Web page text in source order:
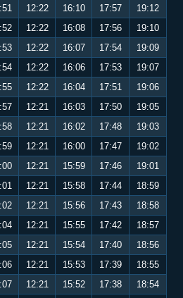
12:22 16:10 17:57
19:12
12:22 16:08 17:56
19:10
12:22 16:07 17:54
19:09
12:22 16:06 17:53
19:07
12:22 16:04 17:51
19:06
12:21 16:03 17:50
19:05
12:21 16:02 17:48
19:03
12:21 16:00 17:47
19:02
12:21 15:59 17:46
19:01
12:21 15:58 17:44
18:59
12:21 15:56 17:43
18:58
12:21 15:55 17:42
18:57
12:21 15:54 17:40
18:56
12:21 15:53 17:39
18:55
12:21 15:52 17:38 18:54